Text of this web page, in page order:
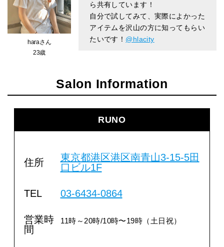
haraさん
23歳
ら共有しています！
自分で試してみて、実際によかった
アイテムを沢山の方に知ってもらい
たいです！ @hlacity
Salon Information
RUNO
住所 東京都港区港区南青山3-15-5田
口ビル1F
TEL 03-6434-0864
営業時
間
11時～20時/10時〜19時（土日祝）